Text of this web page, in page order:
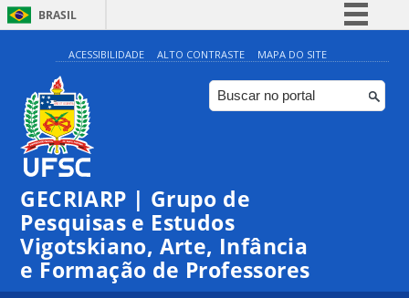
BRASIL
Simplifique!
Comunica BR
Participe
ACESSIBILIDADE ALTO CONTRASTE MAPA DO SITE
GECRIARP | Grupo de
Pesquisas e Estudos
Vigotskiano, Arte, Infância
e Formação de Professores